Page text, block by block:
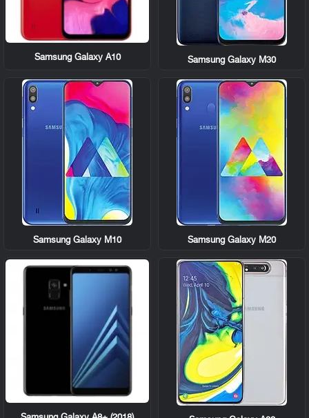
Samsung Galaxy M30
Samsung Galaxy A10
Samsung Galaxy M20
Samsung Galaxy M10